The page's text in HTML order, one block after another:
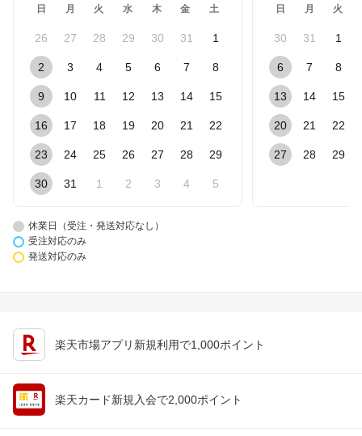
日 月 火 水 木 金 土
26 27 28 29 30 31 1
2 3 4 5 6 7 8
9 10 11 12 13 14 15
16 17 18 19 20 21 22
23 24 25 26 27 28 29
30 31 1 2 3 4 5
日 月 火
30 31 1
6 7 8
13 14 15
20 21 22
27 28 29
休業日（受注・発送対応なし）
受注対応のみ
発送対応のみ
楽天市場アプリ新規利用で1,000ポイント
楽天カード新規入会で2,000ポイント